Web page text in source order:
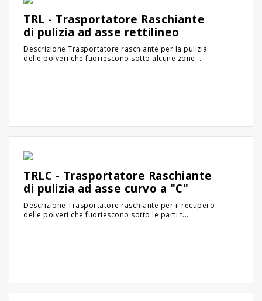
TRL - Trasportatore Raschiante
di pulizia ad asse rettilineo
Descrizione:Trasportatore raschiante per la pulizia
delle polveri che fuoriescono sotto alcune zone...
TRLC - Trasportatore Raschiante
di pulizia ad asse curvo a "C"
Descrizione:Trasportatore raschiante per il recupero
delle polveri che fuoriescono sotto le parti t...